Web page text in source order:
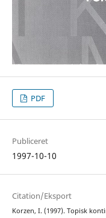
PDF
Publiceret
1997-10-10
Citation/Eksport
Korzen, I. (1997). Topisk